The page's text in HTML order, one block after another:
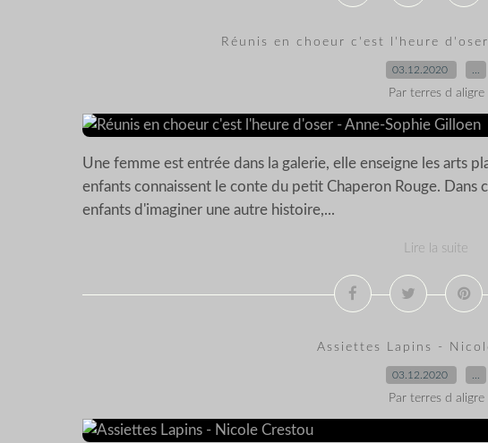
Réunis en choeur c'est l'heure
03.12.2020
Par terres d aligre
Une femme est entrée dans la galerie, elle enseigne les arts
enfants connaissent le conte du petit Chaperon Rouge. Dans
enfants d'imaginer une autre histoire,...
Lire la suite
Assiettes Lapins -
03.12.2020
Par terres d aligre